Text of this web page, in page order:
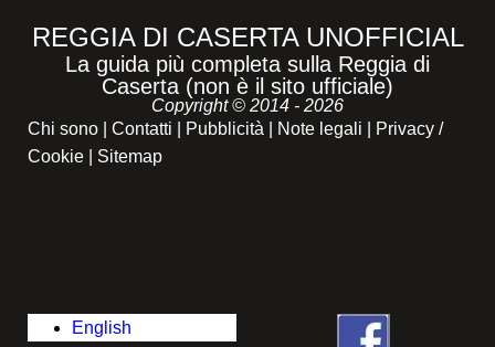
REGGIA DI CASERTA UNOFFICIAL
La guida più completa sulla Reggia di
Caserta (non è il sito ufficiale)
Copyright © 2014 - 2026
Chi sono
Contatti Pubblicità Note legali
Privacy /
Cookie
Sitemap
English